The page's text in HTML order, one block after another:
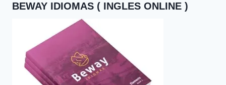
BEWAY IDIOMAS ( INGLES ONLINE )